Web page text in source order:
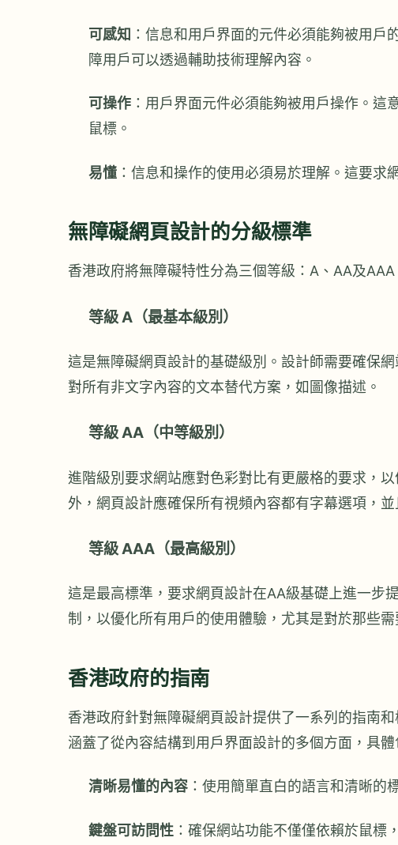
可感知 ：信息和用戶界面的元件必須能夠被用
障用戶可以透過輔助技術理解內容。
可操作：用戶界面元件必須能夠被用戶操作。這
鼠標。
易懂：信息和操作的使用必須易於理解。這要求
無障礙網頁設計的分級標準
香港政府將無障礙特性分為三個等級：A、AA及AAA
等級 A（最基本級別）
這是無障礙網頁設計的基礎級別。設計師需要確保
對所有非文字內容的文本替代方案，如圖像描述。
等級 AA（中等級別）
進階級別要求網站應對色彩對比有更嚴格的要求，
外，網頁設計應確保所有視頻內容都有字幕選項，
等級 AAA（最高級別）
這是最高標準，要求網頁設計在AA級基礎上進一步
制，以優化所有用戶的使用體驗，尤其是對於那些需
香港政府的指南
香港政府針對無障礙網頁設計提供了一系列的指南
涵蓋了從內容結構到用戶界面設計的多個方面，具體
清晰易懂的內容：使用簡單直白的語言和清晰的
鍵盤可訪問性：確保網站功能不僅僅依賴於鼠標